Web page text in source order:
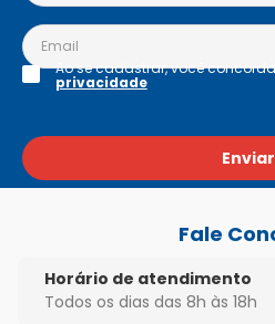
Enviar
Ao se cadastrar, você
privacidade
Fale
Horário de atendimento
Todos os dias das 8h às 18h